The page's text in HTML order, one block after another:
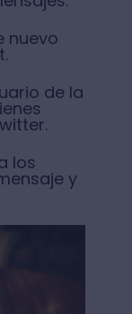
nuevo
de la
los
y